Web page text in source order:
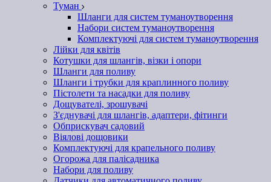
Туман
Шланги для систем туманоутворення
Набори систем туманоутворення
Комплектуючі для систем туманоутворення
Лійки для квітів
Котушки для шлангів, візки і опори
Шланги для поливу
Шланги і трубки для краплинного поливу
Пістолети та насадки для поливу
Дощувателі, зрошувачі
З'єднувачі для шлангів, адаптери, фітинги
Обприскувач садовий
Віялові дощовики
Комплектуючі для крапельного поливу
Огорожа для палісадника
Набори для поливу